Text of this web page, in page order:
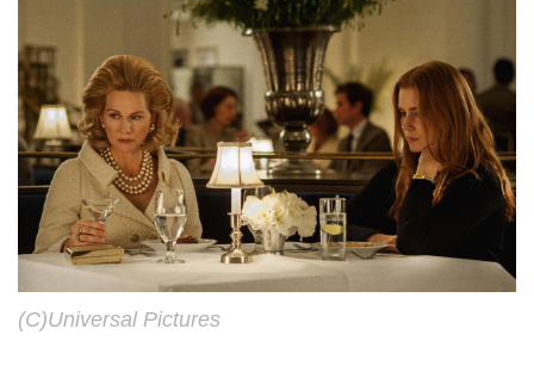
(C)Universal Pictures